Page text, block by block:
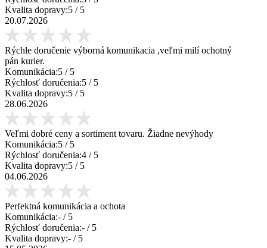
Kvalita dopravy:5 / 5
20.07.2026
Rýchle doručenie výborná komunikacia ,veľmi milí ochotný
pán kurier.
Komunikácia:5 / 5
Rýchlosť doručenia:5 / 5
Kvalita dopravy:5 / 5
28.06.2026
Veľmi dobré ceny a sortiment tovaru. Žiadne nevýhody
Komunikácia:5 / 5
Rýchlosť doručenia:4 / 5
Kvalita dopravy:5 / 5
04.06.2026
Perfektná komunikácia a ochota
Komunikácia:- / 5
Rýchlosť doručenia:- / 5
Kvalita dopravy:- / 5